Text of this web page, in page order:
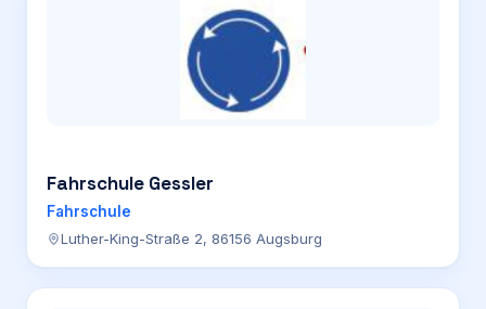
Fahrschule Gessler
Fahrschule
Luther-King-Straße 2, 86156 Augsburg